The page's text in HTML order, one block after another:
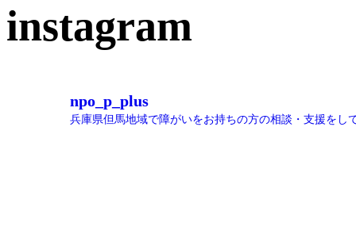
instagram
npo_p_plus
兵庫県但馬地域で障がいをお持ちの方の相談・支援をし